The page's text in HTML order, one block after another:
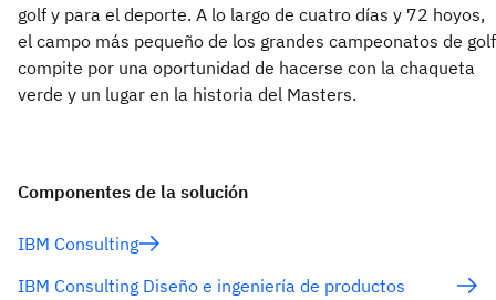
golf y para el deporte. A lo largo de cuatro días y 72 hoyos,
el campo más pequeño de los grandes campeonatos de golf
compite por una oportunidad de hacerse con la chaqueta
verde y un lugar en la historia del Masters.
Componentes de la solución
IBM Consulting
IBM Consulting Diseño e ingeniería de productos